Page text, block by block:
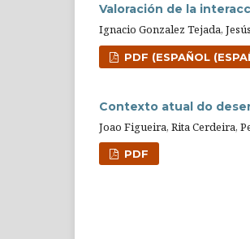
Valoración de la
Ignacio Gonzalez Tejada,
PDF (ESPAÑOL
Contexto atual do
Joao Figueira, Rita Cerdeira,
PDF